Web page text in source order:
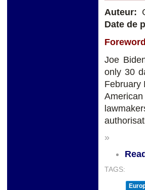
Auteur:
Date de
Foreword
Joe
only 30
February
»
TAGS: